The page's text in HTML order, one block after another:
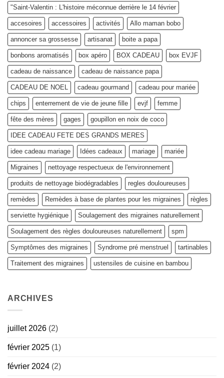
votre
Box
sur
Allo
Maman
!
la
Saint-
Valentin
:
Pourquoi
elle
célébrée
le
14
février
?
"Saint-Valentin : L'histoire méconnue derrière le 14 février
accesoires accessoires activités Allo maman bobo
annoncer sa grossesse artisanat boite a papa
bonbons aromatisés box apéro BOX CADEAU box EVJF
cadeau de naissance cadeau de naissance papa
CADEAU DE NOEL cadeau gourmand cadeau pour mariée
chips enterrement de vie de jeune fille evjf femme
fête des mères gages goupillon en noix de coco
IDEE CADEAU FETE DES GRANDS MERES
idee cadeau mariage Idées cadeaux mariage mariée
Migraines nettoyage respectueux de l'environnement
produits de nettoyage biodégradables regles douloureuses
remèdes Remèdes à base de plantes pour les migraines règles
serviette hygiénique Soulagement des migraines naturellement
Soulagement des règles douloureuses naturellement spm
Symptômes des migraines Syndrome pré menstruel tartinables
Traitement des migraines ustensiles de cuisine en bambou
ARCHIVES
juillet 2026 (2)
février 2025 (1)
février 2024 (2)